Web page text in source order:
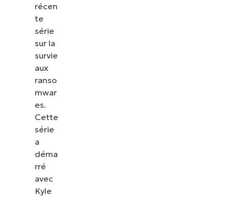
récen
te
série
sur la
survie
aux
ranso
mwar
es.
Cette
série
a
déma
rré
avec
Kyle